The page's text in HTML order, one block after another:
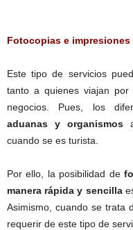
Fotocopias e
Este tipo de servicios
tanto a quienes viajan
negocios. Pues, los
aduanas y organismos
cuando se es turista.
Por ello, la posibilidad de
manera rápida y sencilla
Asimismo, cuando se trata
requerir de este tipo de